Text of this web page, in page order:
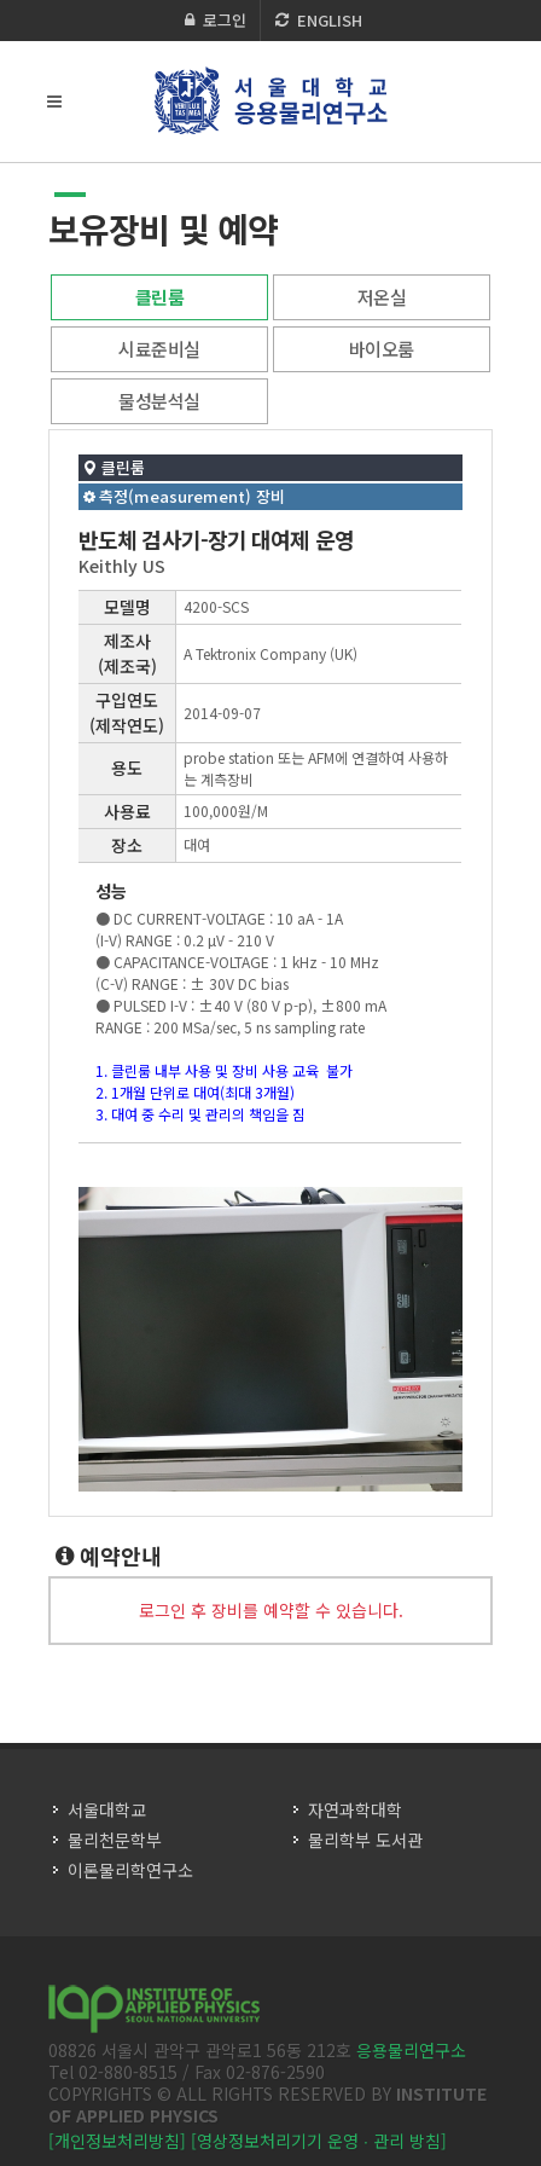
로그인 ENGLISH
보유장비 및 예약
클린룸 저온실
시료준비실 바이오룸
물성분석실
클린룸
측정(measurement) 장비
반도체 검사기-장기 대여제 운영
Keithly US
모델명
4200-SCS
제조사
(제조국)
A Tektronix Company (UK)
구입연도
(제작연도)
2014-09-07
용도
probe station 또는 AFM에 연결하여 사용하
는 계측장비
사용료 100,000원/M
장소 대여
성능
● DC CURRENT-VOLTAGE : 10 aA - 1A
(I-V) RANGE : 0.2 µV - 210 V
● CAPACITANCE-VOLTAGE : 1 kHz - 10 MHz
(C-V) RANGE : ± 30V DC bias
● PULSED I-V : ±40 V (80 V p-p), ±800 mA
RANGE : 200 MSa/sec, 5 ns sampling rate
1. 클린룸 내부 사용 및 장비 사용 교육 불가
2. 1개월 단위로 대여(최대 3개월)
3. 대여 중 수리 및 관리의 책임을 짐
예약안내
로그인 후 장비를 예약할 수 있습니다.
서울대학교
자연과학대학
물리천문학부
물리학부 도서관
이론물리학연구소
08826 서울시 관악구 관악로1 56동 212호 응용물리연구소
Tel 02-880-8515 / Fax 02-876-2590
COPYRIGHTS © ALL RIGHTS RESERVED BY INSTITUTE
OF APPLIED PHYSICS
[개인정보처리방침] [영상정보처리기기 운영 ∙ 관리 방침]